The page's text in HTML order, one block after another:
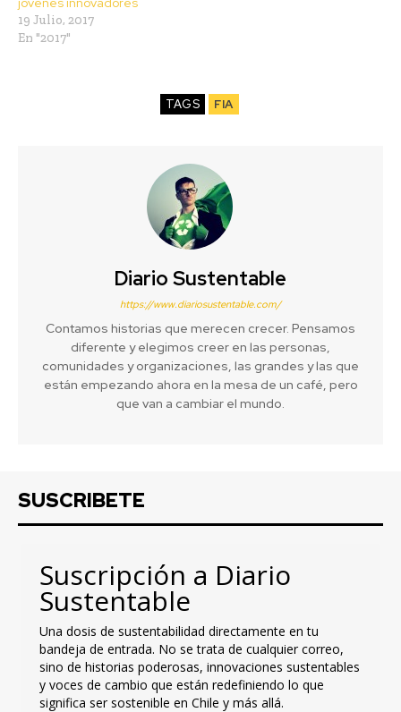
19 Julio, 2017
En "2017"
TAGS FIA
Diario Sustentable
https://www.diariosustentable.com/
Contamos historias que merecen crecer. Pensamos
diferente y elegimos creer en las personas,
comunidades y organizaciones, las grandes y las que
están empezando ahora en la mesa de un café, pero
que van a cambiar el mundo.
SUSCRIBETE
Suscripción a Diario
Sustentable
Una dosis de sustentabilidad directamente en tu
bandeja de entrada. No se trata de cualquier correo,
sino de historias poderosas, innovaciones sustentables
y voces de cambio que están redefiniendo lo que
significa ser sostenible en Chile y más allá.